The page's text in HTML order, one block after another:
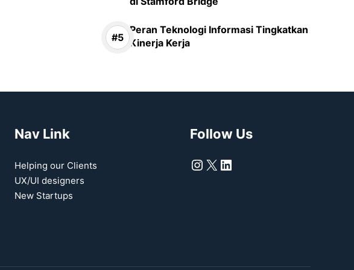
Peran Teknologi Informasi Tingkatkan
Kinerja Kerja
Nav Link
Helping our Clients
UX/UI designers
New Startups
Follow Us
Instagram
X LinkedIn